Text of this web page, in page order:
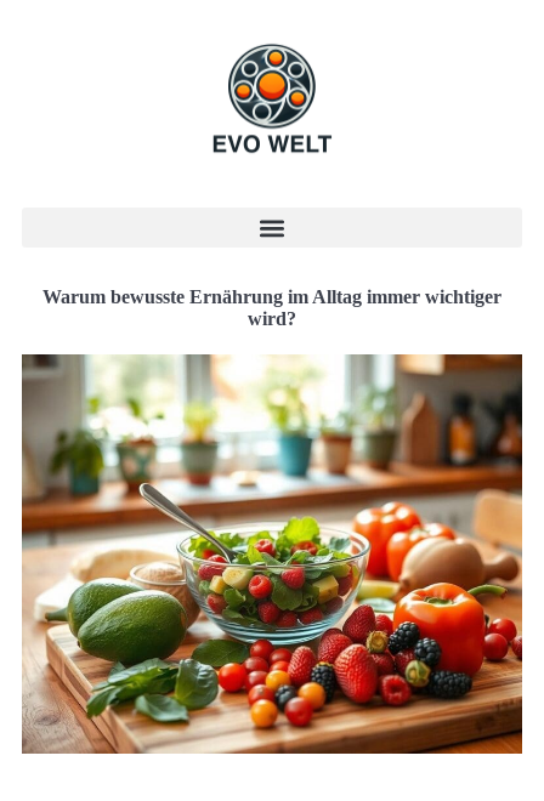
Warum bewusste Ernährung im Alltag immer wichtiger
wird?